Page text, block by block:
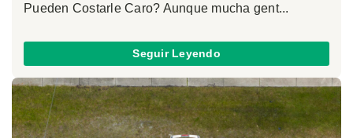
Pueden Costarle Caro? Aunque mucha gent...
Seguir Leyendo